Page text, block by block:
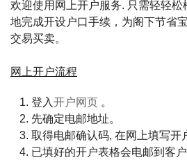
欢迎使用网上开户服务. 只需轻轻
地完成开设户口手续，为阁下节省
交易买卖。
网上开户流程
登入开户网页 。
先确定电邮地址。
取得电邮确认码, 在网上填写开
已填好的开户表格会电邮到客